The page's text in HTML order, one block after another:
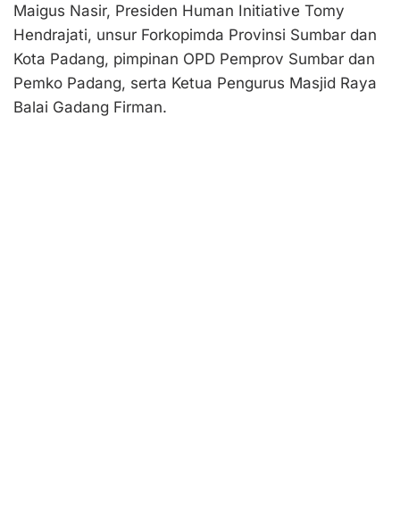
Maigus Nasir, Presiden Human Initiative Tomy
Hendrajati, unsur Forkopimda Provinsi Sumbar dan
Kota Padang, pimpinan OPD Pemprov Sumbar dan
Pemko Padang, serta Ketua Pengurus Masjid Raya
Balai Gadang Firman.